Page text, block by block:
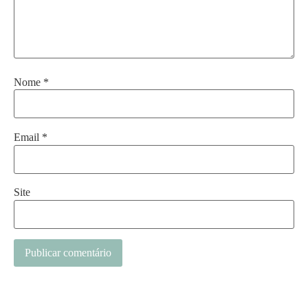
Nome *
Email *
Site